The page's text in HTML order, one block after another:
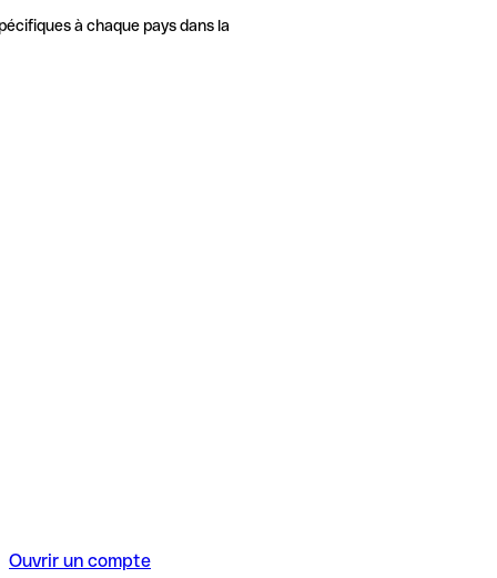
à chaque pays dans la
Ouvrir un compte